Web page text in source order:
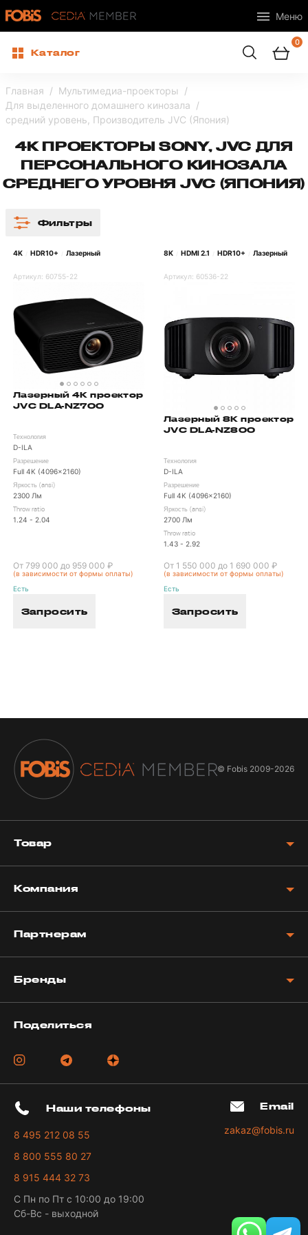
Меню
Каталог
0
Главная
Мультимедиа-проекторы
Для выделенного домашнего кинозала
средний уровень, Производитель JVC (Япония)
4K ПРОЕКТОРЫ SONY, JVC ДЛЯ
ПЕРСОНАЛЬНОГО КИНОЗАЛА
СРЕДНЕГО УРОВНЯ JVC (ЯПОНИЯ)
Фильтры
4K HDR10+ Лазерный
Артикул: 60755-22
Лазерный 4K проектор
JVC DLA-NZ700
Технология
D-ILA
Разрешение
Full 4K (4096x2160)
Яркость (ansi)
2300 Лм
Throw ratio
1.24 - 2.04
От 799 000 до 959 000 ₽
(в зависимости от формы оплаты)
Есть
Запросить
8K HDMI 2.1 HDR10+ Лазерный
Артикул: 60536-22
Лазерный 8K проектор
JVC DLA-NZ800
Технология
D-ILA
Разрешение
Full 4K (4096x2160)
Яркость (ansi)
2700 Лм
Throw ratio
1.43 - 2.92
От 1 550 000 до 1 690 000 ₽
(в зависимости от формы оплаты)
Есть
Запросить
© Fobis 2009-2026
Товар
Компания
Партнерам
Бренды
Поделиться
Наши телефоны
8 495 212 08 55
8 800 555 80 27
8 915 444 32 73
С Пн по Пт с 10:00 до 19:00
Сб-Вс - выходной
Email
zakaz@fobis.ru